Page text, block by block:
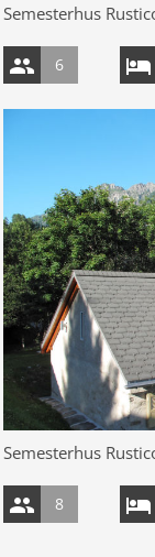
Semesterhus
6
Semesterhus
8